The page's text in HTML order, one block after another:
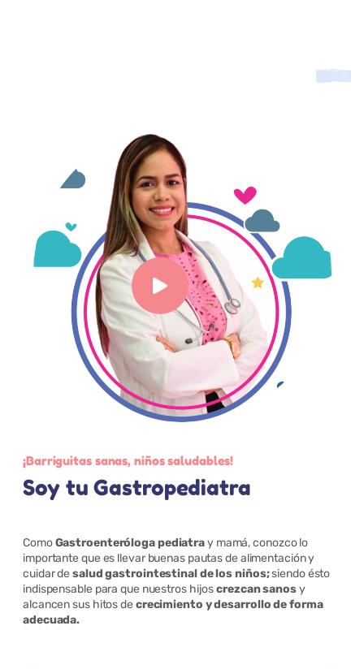
¡Barriguitas sanas, niños saludables!
Soy tu Gastropediatra
ComoGastroenteróloga pediatray mamá, conozco lo
importante que es llevar buenas pautas de alimentación y
cuidar desalud gastrointestinal de los niños;siendo ésto
indispensable para que nuestros hijoscrezcan sanosy
alcancen sus hitos de crecimiento y desarrollo de forma
adecuada.